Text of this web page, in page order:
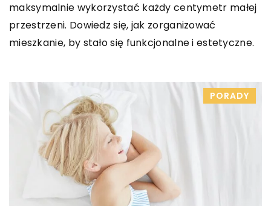
maksymalnie wykorzystać każdy centymetr małej
przestrzeni. Dowiedz się, jak zorganizować
mieszkanie, by stało się funkcjonalne i estetyczne.
PORADY